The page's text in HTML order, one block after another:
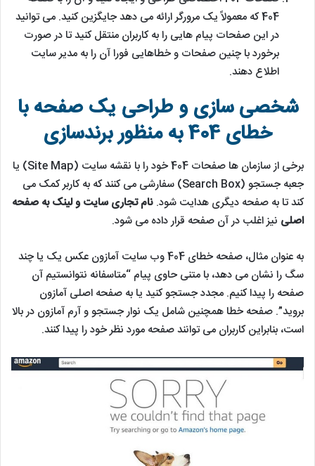
404 که معمولاً یک مرورگر ارائه می دهد جایگزین کنید. می توانید
در این صفحات پیام هایی را به کاربران منتقل کنید تا در صورت
برخورد با چنین صفحات و خطاهایی فورا آن را به مدیر سایت
اطلاع دهند.
شخصی سازی و طراحی یک صفحه با
خطای 404 به منظور برندسازی
برخی از سازمان ها صفحات 404 خود را با نقشه سایت (Site Map) یا
جعبه جستجو (Search Box) سفارشی می کنند که به کاربر کمک می
کند تا به صفحه دیگری هدایت شود. نام تجاری سایت و لینک به صفحه
اصلی نیز اغلب در آن صفحه قرار داده می شود.
به عنوان مثال، صفحه خطای 404 وب سایت آمازون عکس یک یا چند
سگ را نشان می دهد، با متنی حاوی پیام “متاسفانه نتوانستیم آن
صفحه را پیدا کنیم. مجدد جستجو کنید یا به صفحه اصلی آمازون
بروید”. صفحه خطا همچنین شامل یک نوار جستجو و آرم آمازون در بالا
است، بنابراین کاربران می توانند صفحه مورد نظر خود را پیدا کنند.